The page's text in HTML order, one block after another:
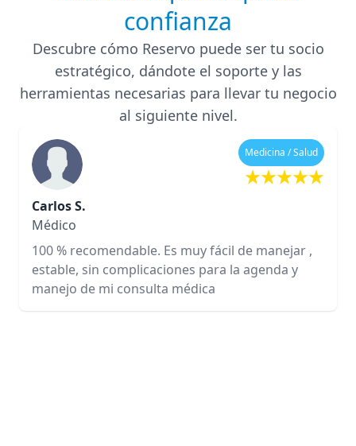
confianza
Descubre cómo Reservo puede ser tu socio
estratégico, dándote el soporte y las
herramientas necesarias para llevar tu negocio
al siguiente nivel.
Medicina / Salud
Carlos S.
Médico
100 % recomendable. Es muy fácil de manejar ,
estable, sin complicaciones para la agenda y
manejo de mi consulta médica